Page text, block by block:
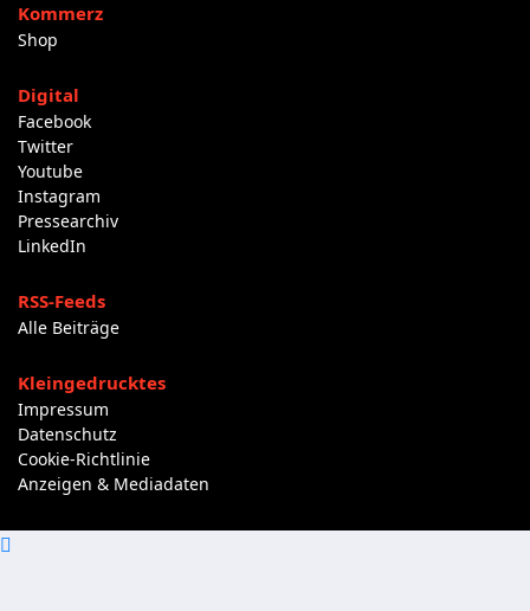
Kommerz
Shop
Digital
Facebook
Twitter
Youtube
Instagram
Pressearchiv
LinkedIn
RSS-Feeds
Alle Beiträge
Kleingedrucktes
Impressum
Datenschutz
Cookie-Richtlinie
Anzeigen & Mediadaten